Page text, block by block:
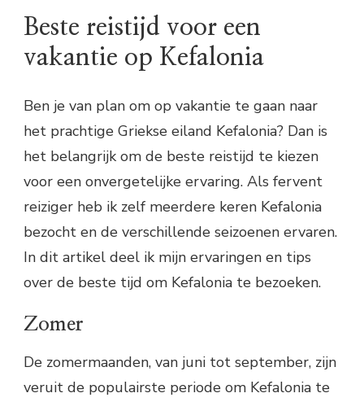
Beste reistijd voor een
vakantie op Kefalonia
Ben je van plan om op vakantie te gaan naar
het prachtige Griekse eiland Kefalonia? Dan is
het belangrijk om de beste reistijd te kiezen
voor een onvergetelijke ervaring. Als fervent
reiziger heb ik zelf meerdere keren Kefalonia
bezocht en de verschillende seizoenen ervaren.
In dit artikel deel ik mijn ervaringen en tips
over de beste tijd om Kefalonia te bezoeken.
Zomer
De zomermaanden, van juni tot september, zijn
veruit de populairste periode om Kefalonia te